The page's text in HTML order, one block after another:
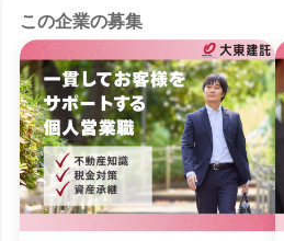
この企業の募集